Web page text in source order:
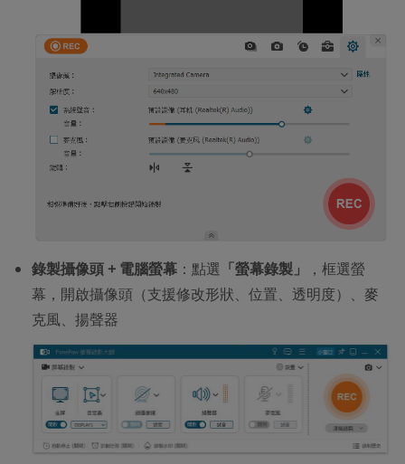
錄製攝像頭 + 電腦螢幕 ：點選 「螢幕錄製」
，框選螢
幕，開啟攝像頭（支援修改形狀、位置、透明度）、麥
克風、揚聲器